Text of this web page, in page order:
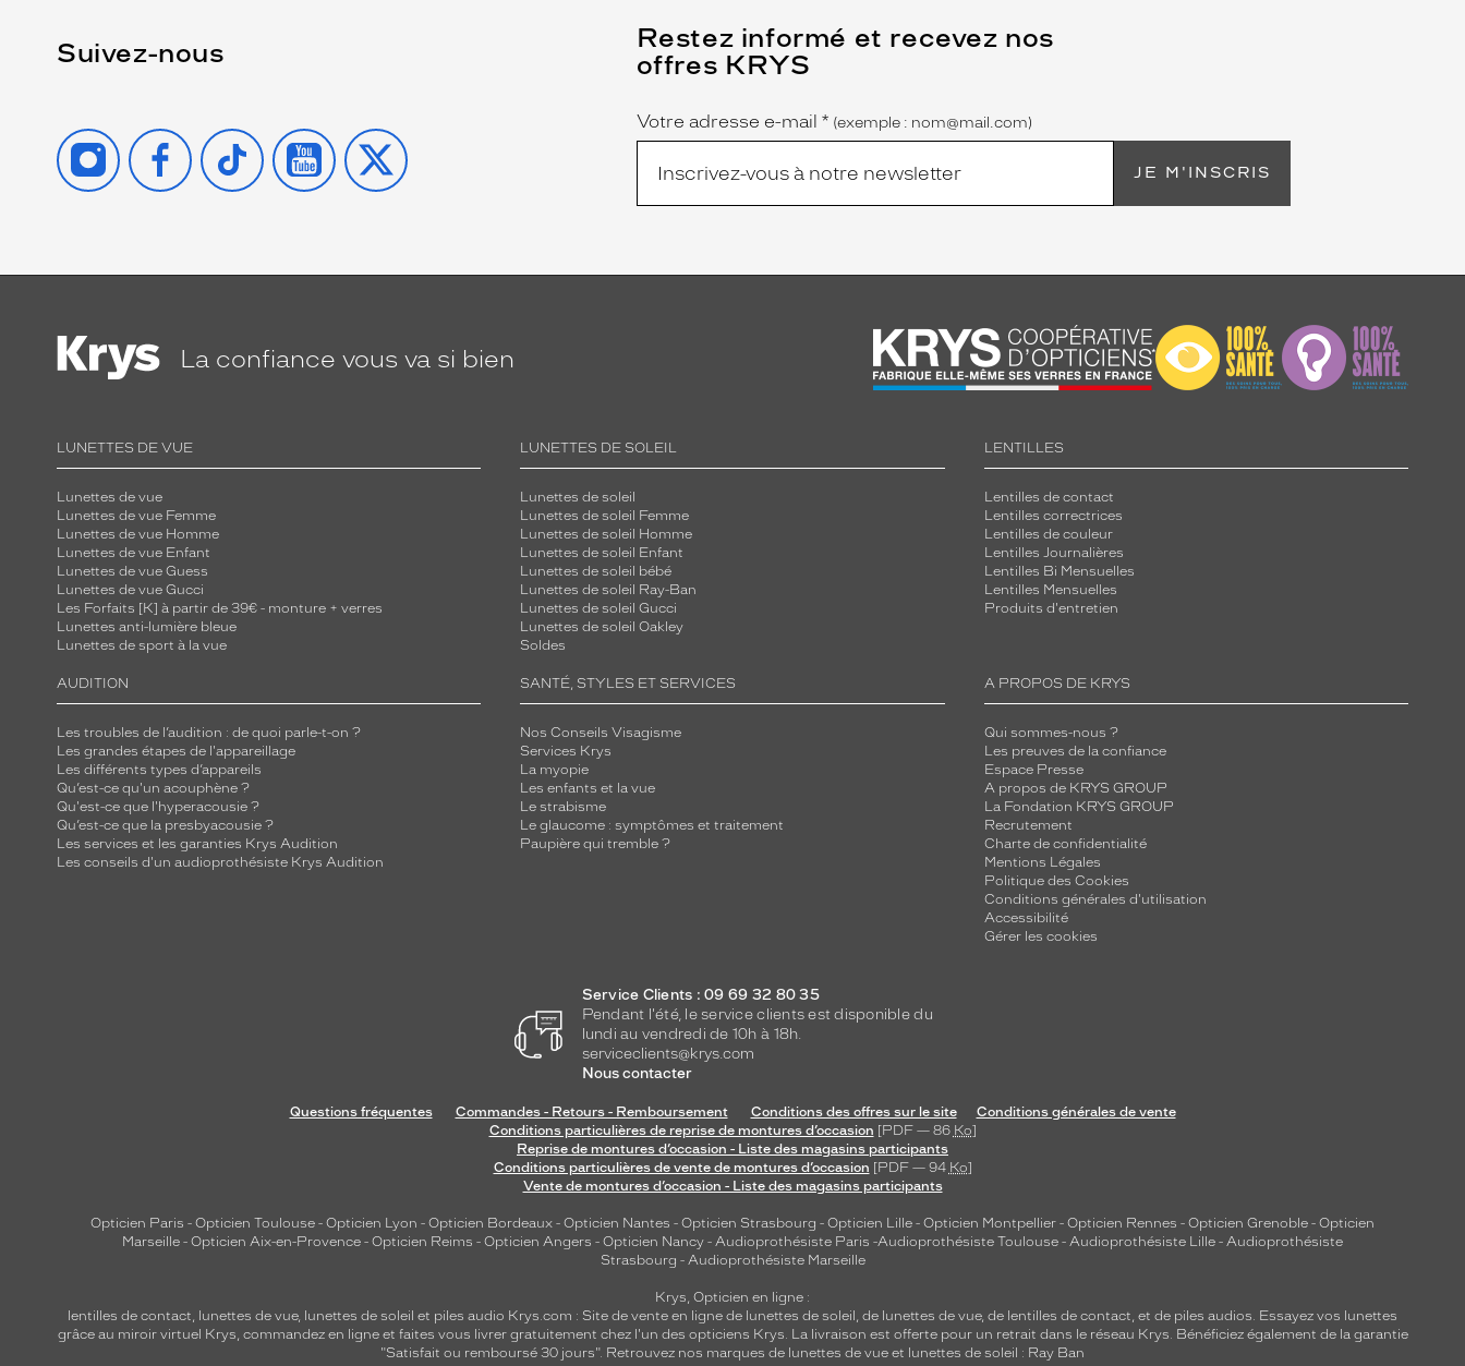
Suivez-nous
INSTAGRAMFACEBOOK
TIKTOK YOUTUBE
X
Restez informé et recevez nos
offres KRYS
Name
Votre adresse e-mail *
(Ce
champ
est
obligatoire)
(exemple : nom@mail.com)
JE M'INSCRIS
La confiance vous va si bien
LUNETTES DE VUE
Lunettes de vue
Lunettes de vue Femme
Lunettes de vue Homme
Lunettes de vue Enfant
Lunettes de vue Guess
Lunettes de vue Gucci
Les Forfaits [K] à partir de 39€ - monture + verres
Lunettes anti-lumière bleue
Lunettes de sport à la vue
LUNETTES DE SOLEIL
Lunettes de soleil
Lunettes de soleil Femme
Lunettes de soleil Homme
Lunettes de soleil Enfant
Lunettes de soleil bébé
Lunettes de soleil Ray-Ban
Lunettes de soleil Gucci
Lunettes de soleil Oakley
Soldes
LENTILLES
Lentilles de contact
Lentilles correctrices
Lentilles de couleur
Lentilles Journalières
Lentilles Bi Mensuelles
Lentilles Mensuelles
Produits d'entretien
AUDITION
Les troubles de l’audition : de quoi parle-t-on ?
Les grandes étapes de l'appareillage
Les différents types d’appareils
Qu’est-ce qu'un acouphène ?
Qu'est-ce que l'hyperacousie ?
Qu’est-ce que la presbyacousie ?
Les services et les garanties Krys Audition
Les conseils d'un audioprothésiste Krys Audition
SANTÉ, STYLES ET SERVICES
Nos Conseils Visagisme
Services Krys
La myopie
Les enfants et la vue
Le strabisme
Le glaucome : symptômes et traitement
Paupière qui tremble ?
A PROPOS DE KRYS
Qui sommes-nous ?
Les preuves de la confiance
Espace Presse
A propos de KRYS GROUP
La Fondation KRYS GROUP
Recrutement
Charte de confidentialité
Mentions Légales
Politique des Cookies
Conditions générales d'utilisation
Accessibilité
Gérer les cookies
Service Clients : 09 69 32 80 35
Pendant l'été, le service clients est disponible du
lundi au vendredi de 10h à 18h.
serviceclients@krys.com
Nous contacter
Questions fréquentes Commandes - Retours - Remboursement Conditions des offres sur le site
Conditions générales de vente
Conditions particulières de reprise de montures d’occasion [PDF — 86 Ko]
Reprise de montures d’occasion - Liste des magasins participants
Conditions particulières de vente de montures d’occasion [PDF — 94 Ko]
Vente de montures d’occasion - Liste des magasins participants
Opticien Paris - Opticien Toulouse - Opticien Lyon - Opticien Bordeaux - Opticien Nantes - Opticien Strasbourg - Opticien Lille - Opticien Montpellier - Opticien Rennes - Opticien Grenoble - Opticien
Marseille - Opticien Aix-en-Provence - Opticien Reims - Opticien Angers - Opticien Nancy - Audioprothésiste Paris -Audioprothésiste Toulouse - Audioprothésiste Lille - Audioprothésiste
Strasbourg - Audioprothésiste Marseille
Krys, Opticien en ligne :
lentilles de contact, lunettes de vue, lunettes de soleil et piles audio Krys.com : Site de vente en ligne de lunettes de soleil, de lunettes de vue, de lentilles de contact, et de piles audios. Essayez vos lunettes
grâce au miroir virtuel Krys, commandez en ligne et faites vous livrer gratuitement chez l'un des opticiens Krys. La livraison est offerte pour un retrait dans le réseau Krys. Bénéficiez également de la garantie
"Satisfait ou remboursé 30 jours". Retrouvez nos marques de lunettes de vue et lunettes de soleil : Ray Ban